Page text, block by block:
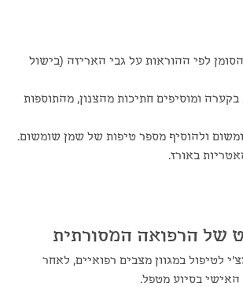
לפי ההוראות על גבי האריזה (בישול
ומוסיפים חתיכות מהצנון, מהתוספות
ולהוסיף מספר טיפות של שמן שומשום.
באורז.
של הרפואה המסורתית
לטיפול במגוון מצבים רפואיים, לאחר
בסיוע מטפל.